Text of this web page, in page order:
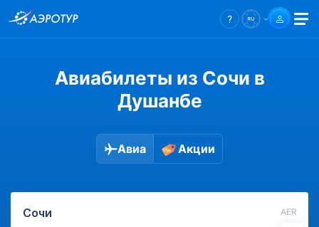
Авиабилеты из Сочи в
Душанбе
Авиа Акции
AER